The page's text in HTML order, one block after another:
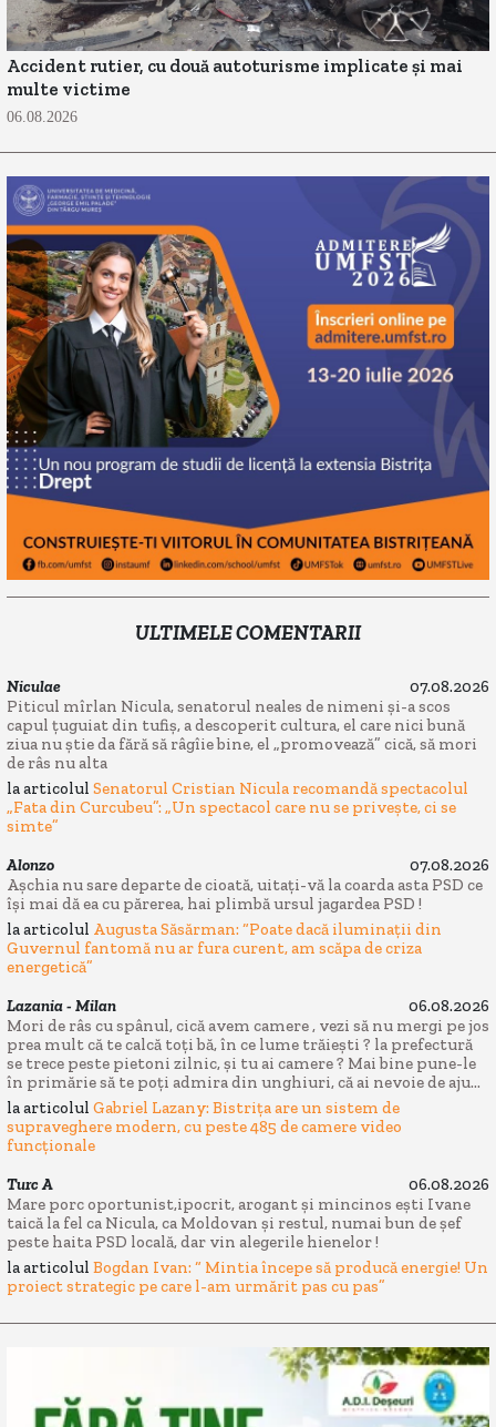
Accident rutier, cu două autoturisme implicate și mai
multe victime
06.08.2026
ULTIMELE COMENTARII
Niculae
07.08.2026
Piticul mîrlan Nicula, senatorul neales de nimeni și-a scos
capul țuguiat din tufiș, a descoperit cultura, el care nici bună
ziua nu știe da fără să râgîie bine, el „promovează” cică, să mori
de râs nu alta
la articolul Senatorul Cristian Nicula recomandă spectacolul
„Fata din Curcubeu”: „Un spectacol care nu se privește, ci se
simte”
Alonzo
07.08.2026
Așchia nu sare departe de cioată, uitați-vă la coarda asta PSD ce
își mai dă ea cu părerea, hai plimbă ursul jagardea PSD !
la articolul Augusta Săsărman: “Poate dacă iluminații din
Guvernul fantomă nu ar fura curent, am scăpa de criza
energetică”
Lazania - Milan
06.08.2026
Mori de râs cu spânul, cică avem camere , vezi să nu mergi pe jos
prea mult că te calcă toți bă, în ce lume trăiești ? la prefectură
se trece peste pietoni zilnic, și tu ai camere ? Mai bine pune-le
în primărie să te poți admira din unghiuri, că ai nevoie de aju...
la articolul Gabriel Lazany: Bistrița are un sistem de
supraveghere modern, cu peste 485 de camere video
funcționale
Turc A
06.08.2026
Mare porc oportunist,ipocrit, arogant și mincinos ești Ivane
taică la fel ca Nicula, ca Moldovan și restul, numai bun de șef
peste haita PSD locală, dar vin alegerile hienelor !
la articolul Bogdan Ivan: “ Mintia începe să producă energie! Un
proiect strategic pe care l-am urmărit pas cu pas”